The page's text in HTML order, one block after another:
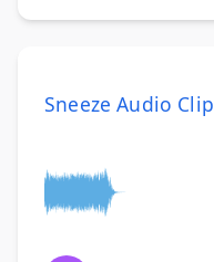
Sneeze Audio Clip